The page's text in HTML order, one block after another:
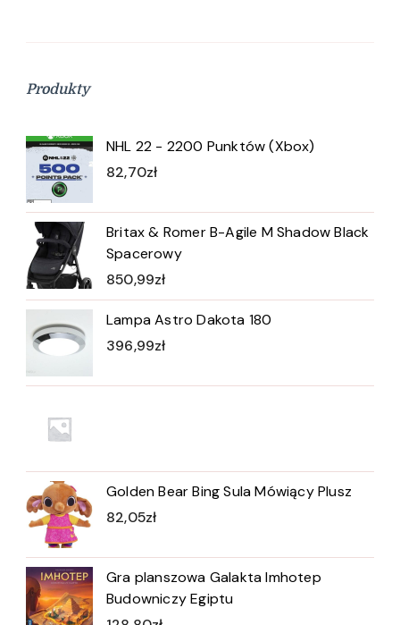
Produkty
NHL 22 - 2200 Punktów (Xbox)
82,70zł
Britax & Romer B-Agile M Shadow Black
Spacerowy
850,99zł
Lampa Astro Dakota 180
396,99zł
Golden Bear Bing Sula Mówiący Plusz
82,05zł
Gra planszowa Galakta Imhotep
Budowniczy Egiptu